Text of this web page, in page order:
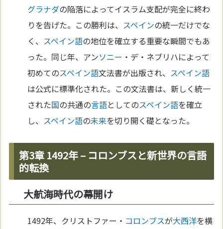
グラナダの陥落によってイスラム支配が完全に終わ
りを告げた。この勝利は、 スペインの統一だけでな
く、 スペイン語の地位を確立する重要な瞬間でもあ
った。同じ年、アンソニー ・デ・ネブリハによって
初めてのスペイン語文法書が出版され、 スペイン語
は公式に標準化された。この文法書は、新しく統一
された国の共通の言語としてのスペイン語を確立
し、 スペイン語の未来を切り開く礎となった。
第3章 1492年 – コロンブスと新世界の言語
的転換
大航海時代の幕開け
1492年、クリストファー・ コロンブスが大西洋を横